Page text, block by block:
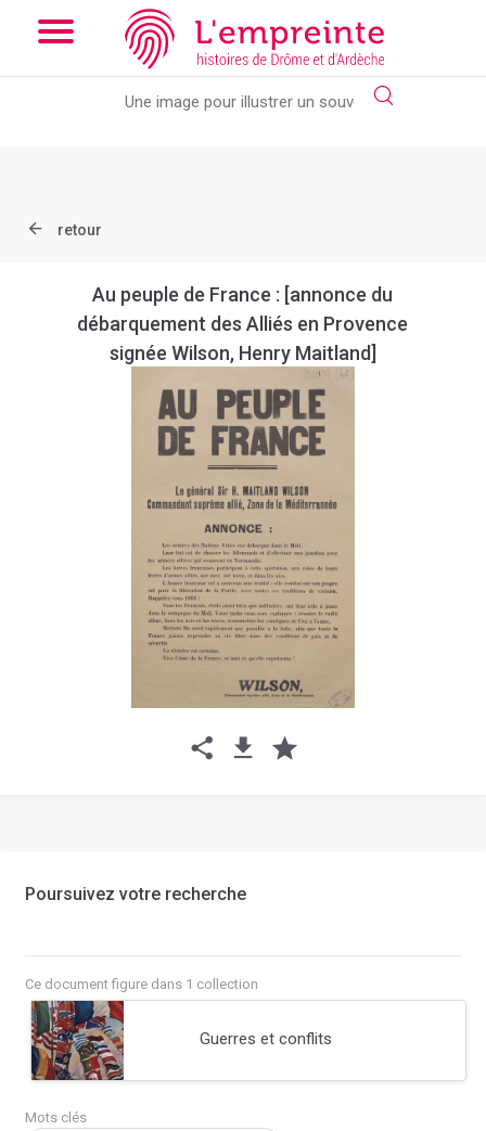
Array ( [slug] => document [ref] => B26362101_1AFF_088 )
Add the new slick-theme.css if you want the default styling
retour
Au peuple de France : [annonce du
débarquement des Alliés en Provence
signée Wilson, Henry Maitland]
Poursuivez votre recherche
Ce document figure dans 1 collection
Guerres et conflits
Mots clés